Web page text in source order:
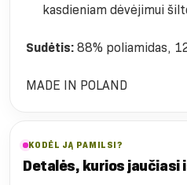
kasdieniam dėvėjimui
Sudėtis: 88% poliamidas,
MADE IN POLAND
KODĖL JĄ PAMILSI?
Detalės, kurios jaučiasi